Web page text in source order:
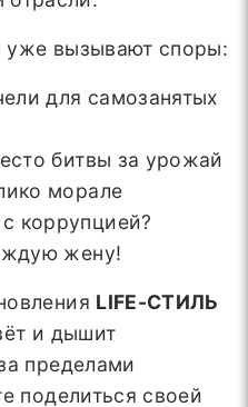
уже вызывают споры:
для самозанятых
битвы за урожай
морале
коррупцией?
жену!
LIFE-СТИЛЬ
и дышит
пределами
поделиться своей